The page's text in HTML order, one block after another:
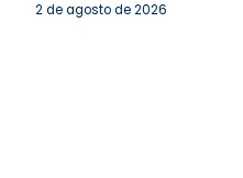
2 de agosto de 2026